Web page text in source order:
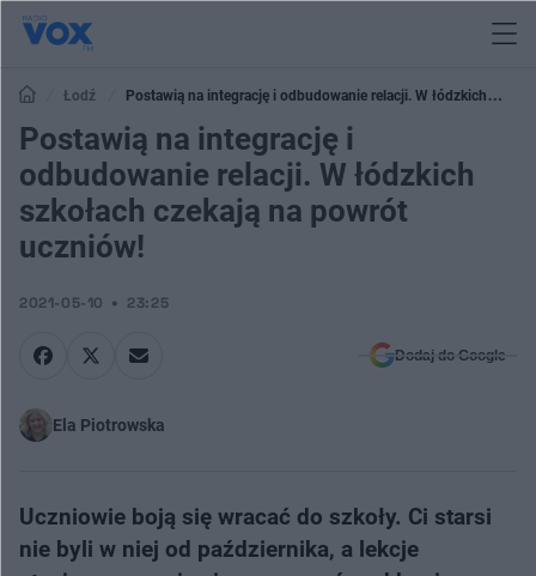
Łodź
Postawią na integrację i odbudowanie relacji. W łódzkich
szkołach czekają na powrót uczniów!
Postawią na integrację i
odbudowanie relacji. W łódzkich
szkołach czekają na powrót
uczniów!
2021-05-10 23:25
Dodaj do Google
Ela Piotrowska
Uczniowie boją się wracać do szkoły. Ci starsi
nie byli w niej od października, a lekcje